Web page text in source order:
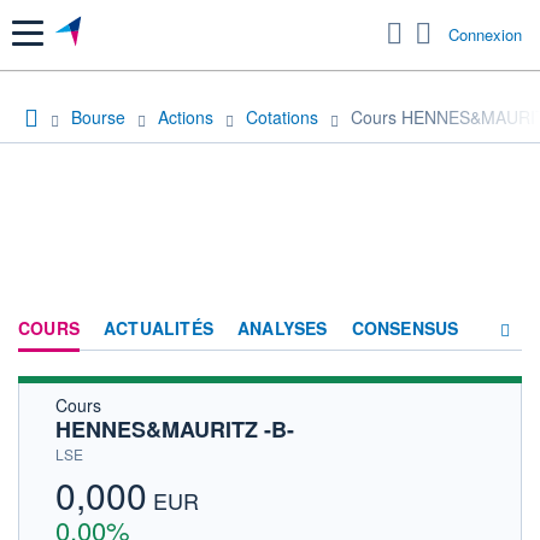
Menu Connexion
Bourse Actions Cotations Cours
COURS ACTUALITÉS ANALYSES CONSENSUS
Cours
HENNES&MAURITZ -B-
LSE
0,000 EUR
0,00%